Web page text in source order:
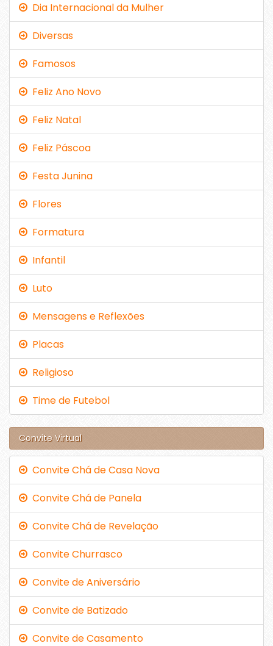
Dia Internacional da Mulher
Diversas
Famosos
Feliz Ano Novo
Feliz Natal
Feliz Páscoa
Festa Junina
Flores
Formatura
Infantil
Luto
Mensagens e Reflexões
Placas
Religioso
Time de Futebol
Convite Virtual
Convite Chá de Casa Nova
Convite Chá de Panela
Convite Chá de Revelação
Convite Churrasco
Convite de Aniversário
Convite de Batizado
Convite de Casamento